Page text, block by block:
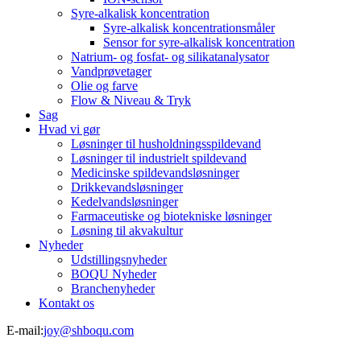
Syre-alkalisk koncentration
Syre-alkalisk koncentrationsmåler
Sensor for syre-alkalisk koncentration
Natrium- og fosfat- og silikatanalysator
Vandprøvetager
Olie og farve
Flow & Niveau & Tryk
Sag
Hvad vi gør
Løsninger til husholdningsspildevand
Løsninger til industrielt spildevand
Medicinske spildevandsløsninger
Drikkevandsløsninger
Kedelvandsløsninger
Farmaceutiske og biotekniske løsninger
Løsning til akvakultur
Nyheder
Udstillingsnyheder
BOQU Nyheder
Branchenyheder
Kontakt os
E-mail:joy@shboqu.com